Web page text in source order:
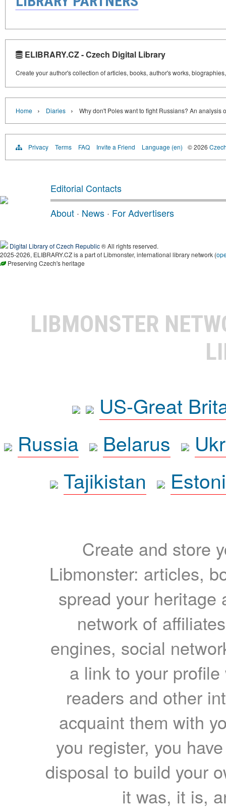
ELIBRARY.CZ - Czech Digital Library
Create your author's collection of articles, books, author's works,
Home › Diaries › Why don't Poles want to fight Russians? An analysis
Privacy Terms FAQ Invite a Friend Language (en) © 2026
Editorial Contacts
About · News · For Advertisers
Digital Library of Czech Republic® All rights reserved.
2025-2026, ELIBRARY.CZ is a part of Libmonster, international library network (
Preserving Czech's heritage
LIBMONSTER
US-Great
Russia
Belarus
Tajikistan
Create and store
Libmonster: articles,
spread your heritage
network of
engines, social
a link to your
readers and other
acquaint them with
you register, you
disposal to build your
it was, it is,